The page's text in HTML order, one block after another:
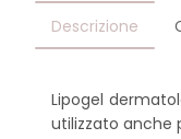
Descrizione
Lipogel
utilizzato anche